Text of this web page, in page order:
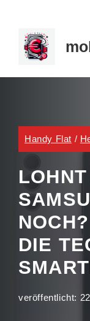
Inhalt
springen
Handy Flat /
DIE
veröffentlicht: